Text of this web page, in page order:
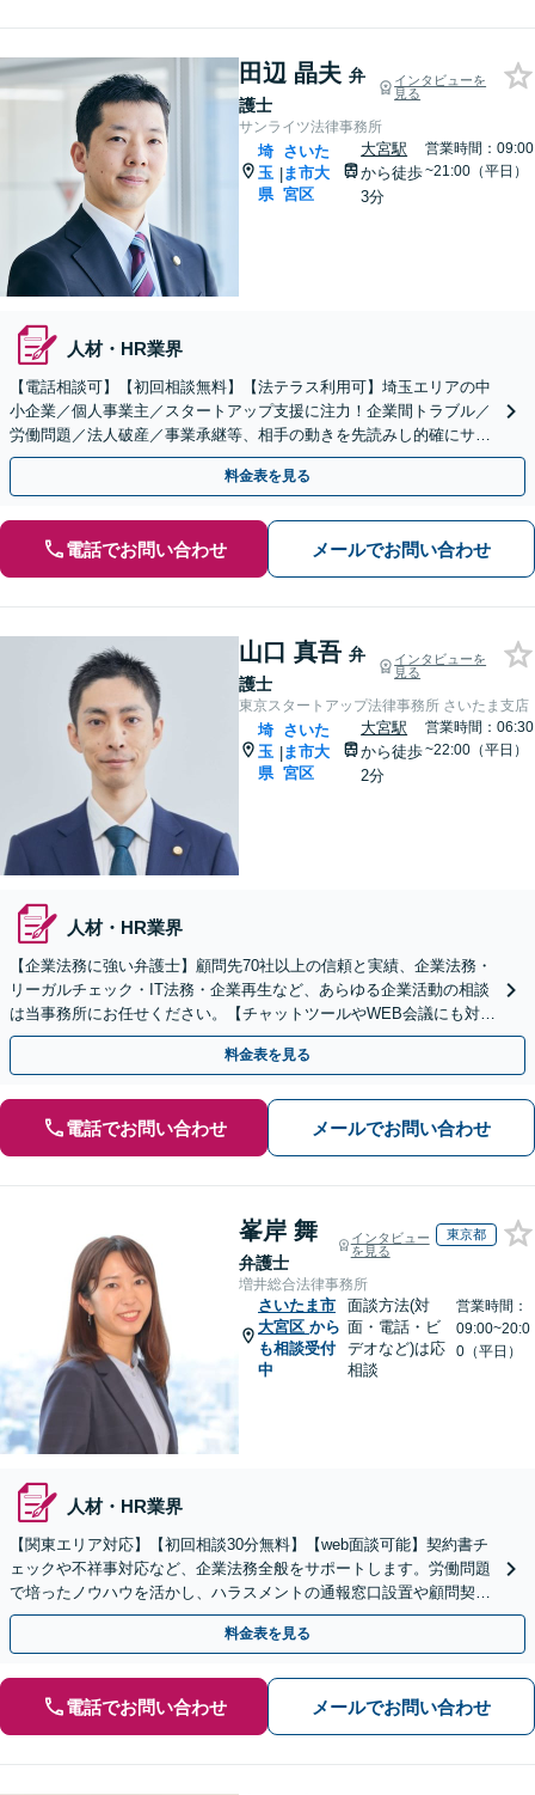
田辺 晶夫 弁
護士
インタビューを
見る
サンライツ法律事務所
埼
玉
県
|
さいた
ま市大
宮区
大宮駅
から徒歩
3分
営業時間：09:00
~21:00（平日）
人材・HR業界
【電話相談可】【初回相談無料】【法テラス利用可】埼玉エリアの中
小企業／個人事業主／スタートアップ支援に注力！企業間トラブル／
労働問題／法人破産／事業承継等、相手の動きを先読みし的確にサポ
ート。顧問契約料は柔軟に調整【完全個室】【大宮駅3分】
料金表を見る
電話でお問い合わせ メールでお問い合わせ
山口 真吾 弁
護士
インタビューを
見る
東京スタートアップ法律事務所 さいたま支店
埼
玉
県
|
さいた
ま市大
宮区
大宮駅
から徒歩
2分
営業時間：06:30
~22:00（平日）
人材・HR業界
【企業法務に強い弁護士】顧問先70社以上の信頼と実績、企業法務・
リーガルチェック・IT法務・企業再生など、あらゆる企業活動の相談
は当事務所にお任せください。【チャットツールやWEB会議にも対
応】
料金表を見る
電話でお問い合わせ メールでお問い合わせ
峯岸 舞
弁護士
インタビュー
を見る
東京都
増井総合法律事務所
さいたま市
大宮区 から
も相談受付
中
面談方法(対
面・電話・ビ
デオなど)は応
相談
営業時間：
09:00~20:0
0（平日）
人材・HR業界
【関東エリア対応】【初回相談30分無料】【web面談可能】契約書チ
ェックや不祥事対応など、企業法務全般をサポートします。労働問題
で培ったノウハウを活かし、ハラスメントの通報窓口設置や顧問契約
での紛争予防をご提案いたします。単発ご依頼も歓迎。
料金表を見る
電話でお問い合わせ メールでお問い合わせ